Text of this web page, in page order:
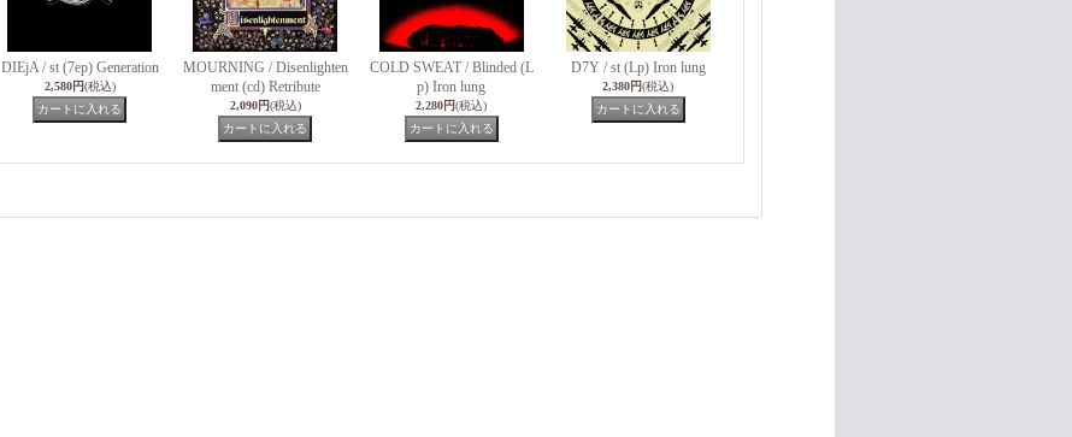
DIEjA / st (7ep) Generation
2,580円(税込)
MOURNING / Disenlighten
ment (cd) Retribute
2,090円(税込)
COLD SWEAT / Blinded (L
p) Iron lung
2,280円(税込)
D7Y / st (Lp) Iron lung
2,380円(税込)